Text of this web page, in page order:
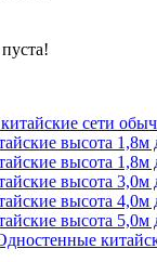
сети
высота 1,8м
высота 1,8м
высота 3,0м
высота 4,0м
высота 5,0м